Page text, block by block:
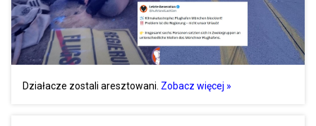
Działacze zostali aresztowani. Zobacz więcej »